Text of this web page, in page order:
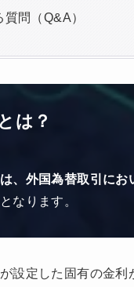
問（Q&A）
は？
、外国為替取引に
なります。
設定した固有の金